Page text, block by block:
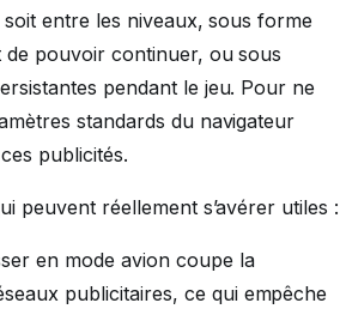
soit entre les niveaux, sous forme
pouvoir continuer, ou sous
pendant le jeu. Pour ne
standards du navigateur
publicités.
peuvent réellement s’avérer utiles :
en mode avion coupe la
publicitaires, ce qui empêche